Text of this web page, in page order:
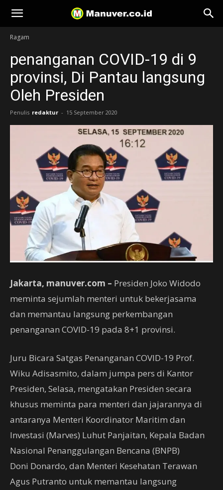
Manuver
Ragam
penanganan COVID-19 di 9
provinsi, Di Pantau langsung
Oleh Presiden
Penulis redaktur - 15 September 2020
Jakarta, manuver.com – Presiden Joko Widodo
meminta sejumlah menteri untuk bekerjasama
dan memantau langsung perkembangan
penanganan COVID-19 pada 8+1 provinsi.
Juru Bicara Satgas Penanganan COVID-19 Prof.
Wiku Adisasmito, dalam jumpa pers di Kantor
Presiden, Selasa, mengatakan Presiden secara
khusus meminta para menteri dan jajarannya di
antaranya Menteri Koordinator Maritim dan
Investasi (Marves) Luhut Panjaitan, Kepala Badan
Nasional Penanggulangan Bencana (BNPB)
Doni Donardo, dan Menteri Kesehatan Terawan
Agus Putranto untuk memantau langsung